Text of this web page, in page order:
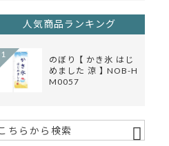
人気商品ランキング
のぼり 【 かき氷 はじ
めました 涼 】 NOB-H
M0057
1